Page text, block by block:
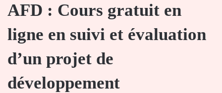
AFD : Cours gratuit en
ligne en suivi et évaluation
d’un projet de
développement